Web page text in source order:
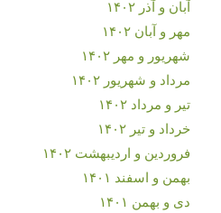
آبان و آذر ۱۴۰۲
مهر و آبان ۱۴۰۲
شهریور و مهر ۱۴۰۲
مرداد و شهریور ۱۴۰۲
تیر و مرداد ۱۴۰۲
خرداد و تیر ۱۴۰۲
فروردین و اردیبهشت ۱۴۰۲
بهمن و اسفند ۱۴۰۱
دی و بهمن ۱۴۰۱